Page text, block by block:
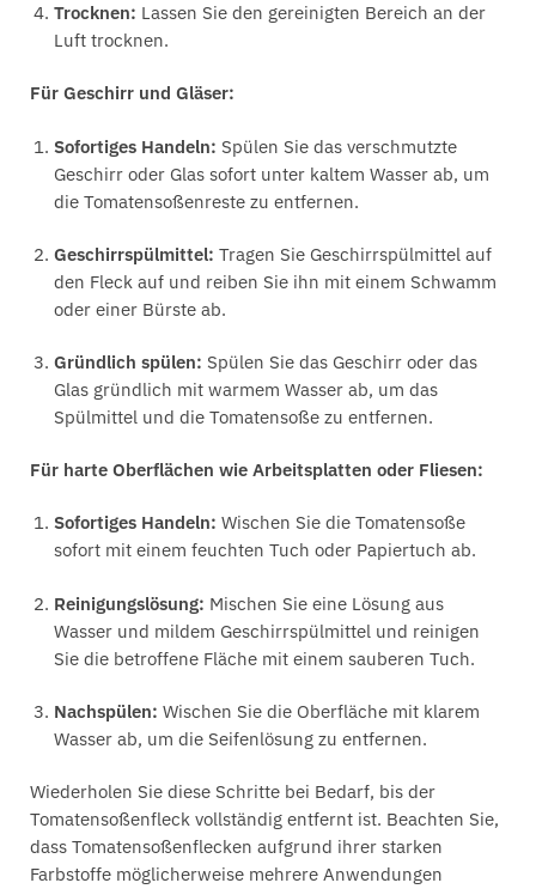
Trocknen: Lassen Sie den gereinigten Bereich an der
Luft trocknen.
Für Geschirr und Gläser:
Sofortiges Handeln: Spülen Sie das verschmutzte
Geschirr oder Glas sofort unter kaltem Wasser ab, um
die Tomatensoßenreste zu entfernen.
Geschirrspülmittel: Tragen Sie Geschirrspülmittel auf
den Fleck auf und reiben Sie ihn mit einem Schwamm
oder einer Bürste ab.
Gründlich spülen: Spülen Sie das Geschirr oder das
Glas gründlich mit warmem Wasser ab, um das
Spülmittel und die Tomatensoße zu entfernen.
Für harte Oberflächen wie Arbeitsplatten oder Fliesen:
Sofortiges Handeln: Wischen Sie die Tomatensoße
sofort mit einem feuchten Tuch oder Papiertuch ab.
Reinigungslösung: Mischen Sie eine Lösung aus
Wasser und mildem Geschirrspülmittel und reinigen
Sie die betroffene Fläche mit einem sauberen Tuch.
Nachspülen: Wischen Sie die Oberfläche mit klarem
Wasser ab, um die Seifenlösung zu entfernen.
Wiederholen Sie diese Schritte bei Bedarf, bis der
Tomatensoßenfleck vollständig entfernt ist. Beachten Sie,
dass Tomatensoßenflecken aufgrund ihrer starken
Farbstoffe möglicherweise mehrere Anwendungen